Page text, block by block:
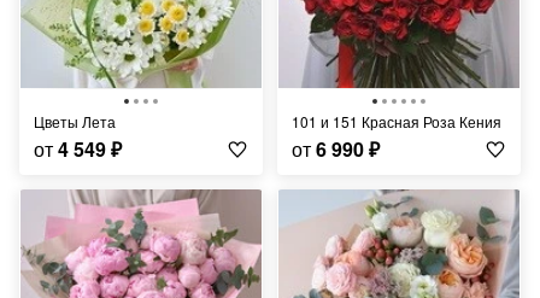
Цветы Лета
от4 549₽
101 и 151 Красная Роза Кения
от6 990₽